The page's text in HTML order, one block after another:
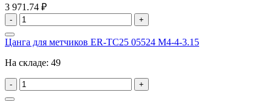
3 971.74 ₽
- +
Цанга для метчиков ER-TC25 05524 M4-4-3.15
На складе: 49
- +